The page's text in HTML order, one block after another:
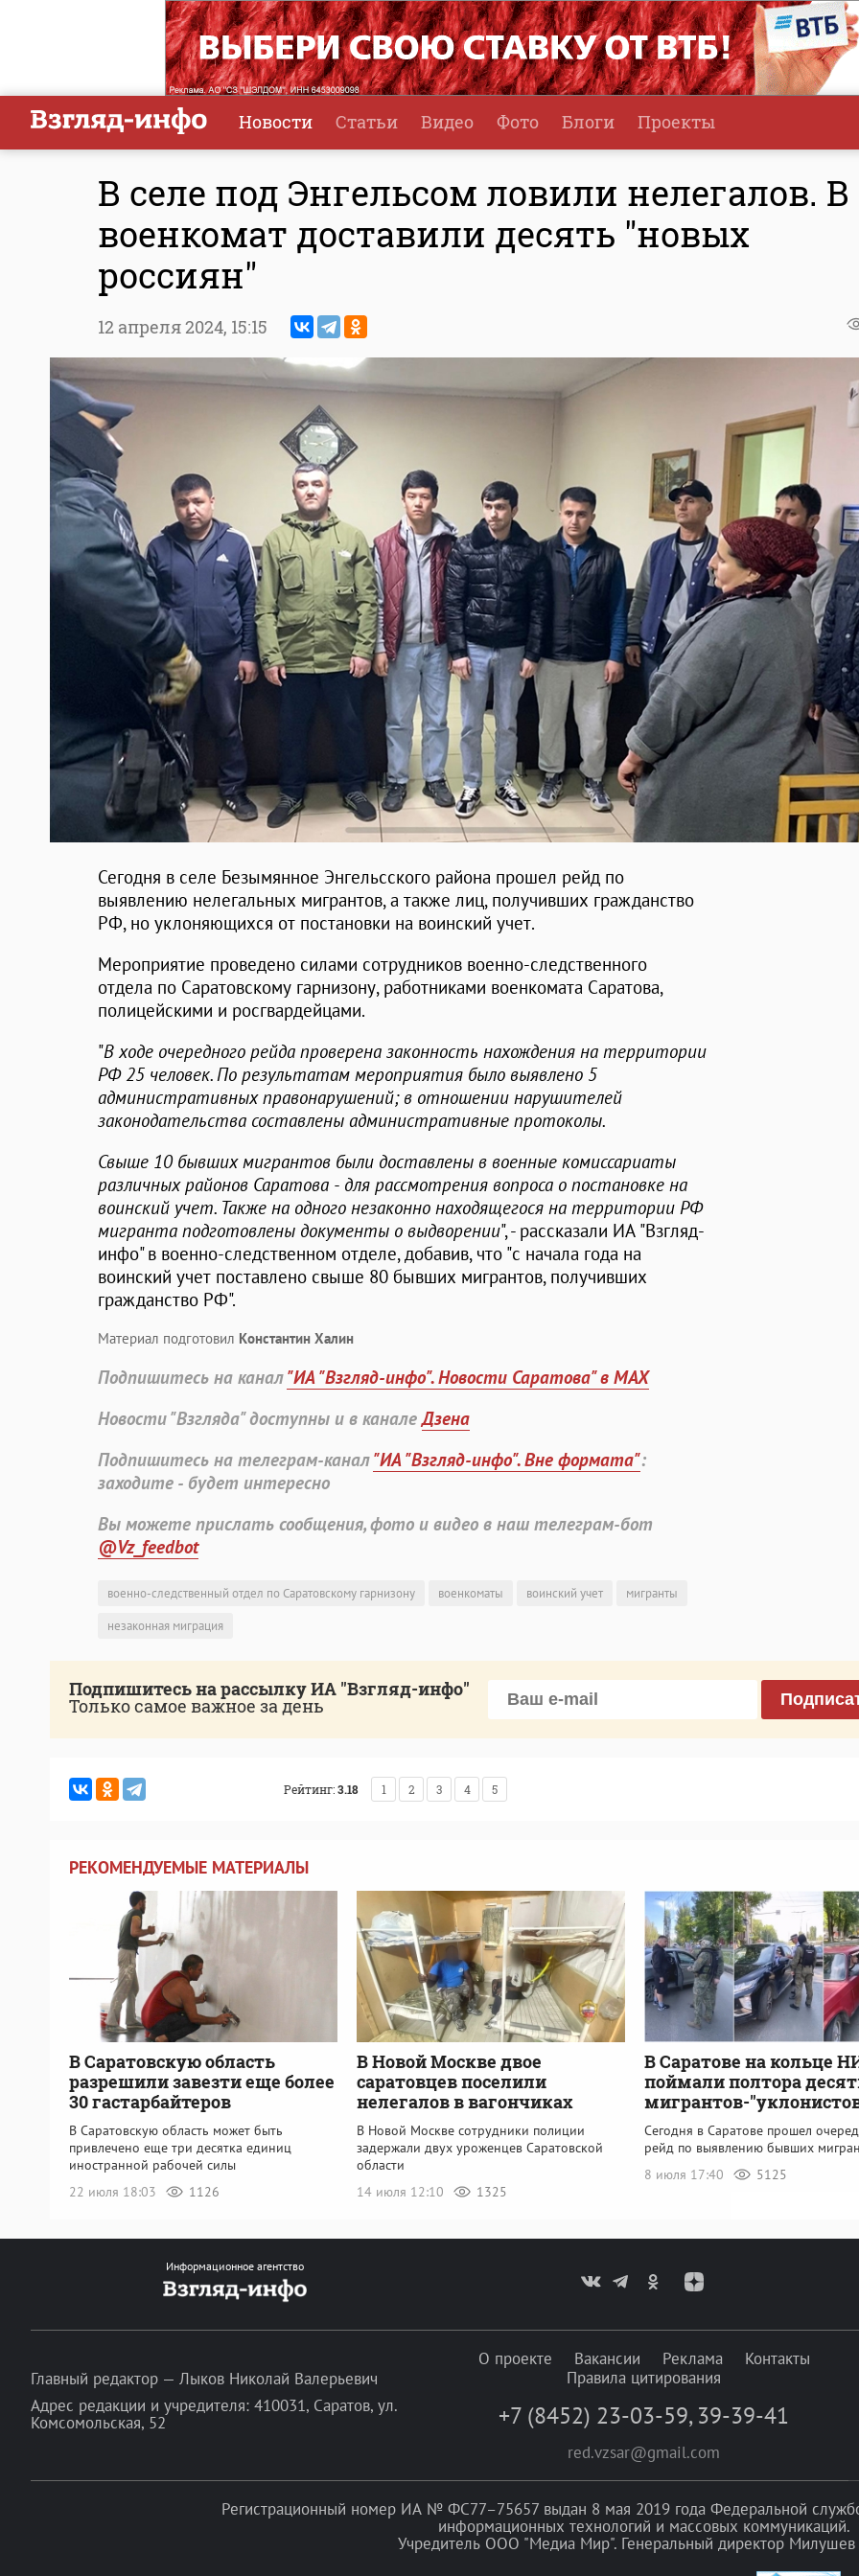
Новости Статьи Видео Фото Блоги Проекты
В селе под Энгельсом ловили нелегалов. В
военкомат доставили десять "новых
россиян"
12 апреля 2024, 15:15
Сегодня в селе Безымянное Энгельсского района прошел рейд по
выявлению нелегальных мигрантов, а также лиц, получивших гражданство
РФ, но уклоняющихся от постановки на воинский учет.
Мероприятие проведено силами сотрудников военно-следственного
отдела по Саратовскому гарнизону, работниками военкомата Саратова,
полицейскими и росгвардейцами.
"В ходе очередного рейда проверена законность нахождения на территории
РФ 25 человек. По результатам мероприятия было выявлено 5
административных правонарушений; в отношении нарушителей
законодательства составлены административные протоколы.
Свыше 10 бывших мигрантов были доставлены в военные комиссариаты
различных районов Саратова - для рассмотрения вопроса о постановке на
воинский учет. Также на одного незаконно находящегося на территории РФ
мигранта подготовлены документы о выдворении", - рассказали ИА "Взгляд-
инфо" в военно-следственном отделе, добавив, что "с начала года на
воинский учет поставлено свыше 80 бывших мигрантов, получивших
гражданство РФ".
Материал подготовил Константин Халин
Подпишитесь на канал"ИА "Взгляд-инфо". Новости Саратова" в MAX
Новости "Взгляда" доступны и в каналеДзена
Подпишитесь на телеграм-канал"ИА "Взгляд-инфо". Вне формата":
заходите - будет интересно
Вы можете прислать сообщения, фото и видео в наш телеграм-бот
@Vz_feedbot
военно-следственный отдел по Саратовскому гарнизону военкоматы воинский учет
мигранты
незаконная миграция
Подпишитесь на рассылку ИА "Взгляд-инфо"
Только самое важное за день
Рейтинг:3.18 1 2 3 4 5
РЕКОМЕНДУЕМЫЕ МАТЕРИАЛЫ
В Саратовскую область
разрешили завезти еще более
30 гастарбайтеров
В Саратовскую область может быть
привлечено еще три десятка единиц
иностранной рабочей силы
22 июля 18:03
1126
В Новой Москве двое
саратовцев поселили
нелегалов в вагончиках
В Новой Москве сотрудники полиции
задержали двух уроженцев Саратовской
области
14 июля 12:10
1325
В Саратове на кольце
поймали полтора
мигрантов-
Сегодня в Саратове прошел
рейд по выявлению бывших
8 июля 17:40
5125
Информационное агентство
Главный редактор — Лыков Николай Валерьевич
Адрес редакции и учредителя: 410031, Саратов, ул.
Комсомольская, 52
О проекте Вакансии Реклама
Контакты
Правила цитирования
+7 (8452) 23-03-59, 39-39-41
red.vzsar@gmail.com
Регистрационный номер ИА № ФС77–75657 выдан 8 мая 2019 года Федеральной
информационных технологий и массовых коммуникаций.
Учредитель ООО "Медиа Мир". Генеральный директор